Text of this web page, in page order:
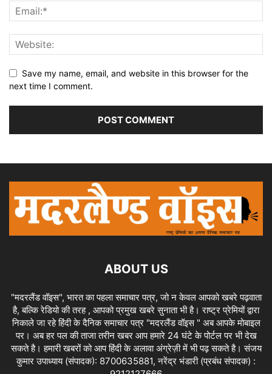
Save my name, email, and website in this browser for the
next time I comment.
ABOUT US
"मदरलैंड वॉइस", भारत का पहला समाचार पत्र, जो न केवल आपको खबरे पढ़वाता
है, बल्कि रेडियो की तरह , आपको प्रमुख खबरे सुनाता भी है। राष्ट्र प्रेमियों द्वारा
निकाले जा रहे हिंदी के दैनिक समाचार पत्र "मदरलैंड वॉइस " अब आपके मोबाइल
पर। अब हर पल की ताजा तरीन खबर आप हमारे 24 घंटे के पोर्टल पर भी देख
सकते है। हमारी खबरों को आप हिंदी के अलावा अंग्रेज़ी में भी पढ़ सकते है। संजय
कुमार उपाध्याय (संपादक): 8700635881, नरेंद्र भंडारी (प्रबंध संपादक) :